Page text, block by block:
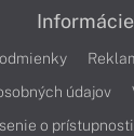
Informácie
údajov
o prístupnosti